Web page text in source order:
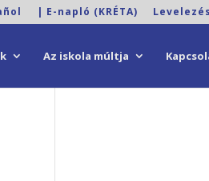
| E-napló (KRÉTA)
Az iskola múltja